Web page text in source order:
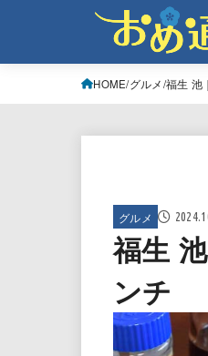
HOME グルメ 福生 池
グルメ
福生
ンチ